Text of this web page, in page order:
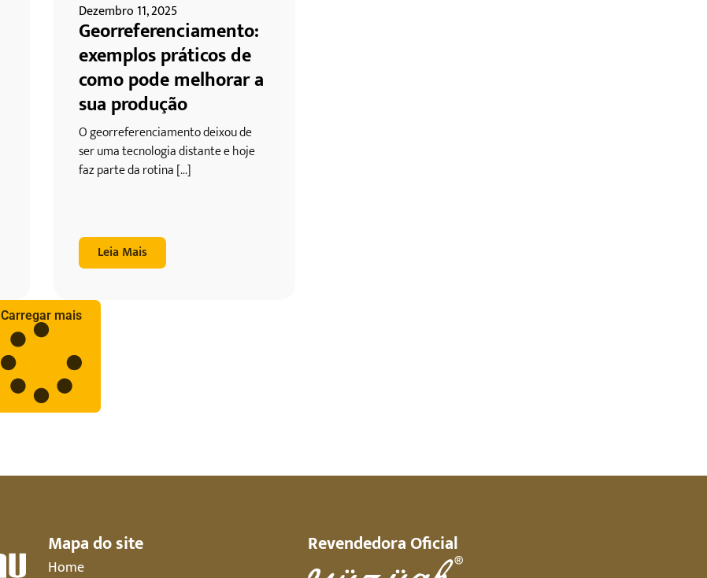
Dezembro 11, 2025
Georreferenciamento:
exemplos práticos de
como pode melhorar a
sua produção
O georreferenciamento deixou de
ser uma tecnologia distante e hoje
faz parte da rotina [...]
Leia Mais
Carregar mais
Mapa do site
Home
Revendedora Oficial